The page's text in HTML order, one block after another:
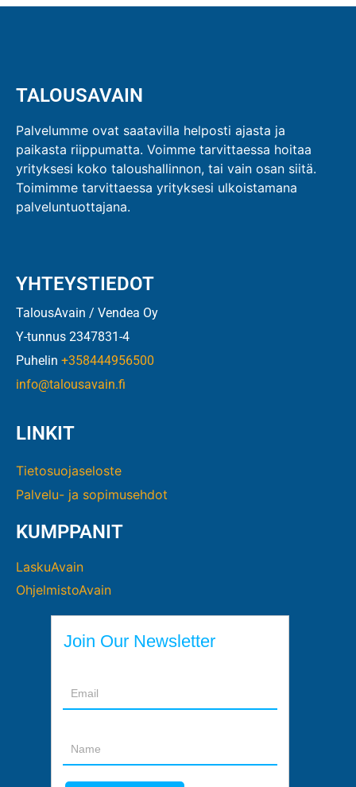
TALOUSAVAIN
Palvelumme ovat saatavilla helposti ajasta ja
paikasta riippumatta. Voimme tarvittaessa hoitaa
yrityksesi koko taloushallinnon, tai vain osan siitä.
Toimimme tarvittaessa yrityksesi ulkoistamana
palveluntuottajana.
YHTEYSTIEDOT
TalousAvain / Vendea Oy
Y-tunnus 2347831-4
Puhelin +358444956500
info@talousavain.fi
LINKIT
Tietosuojaseloste
Palvelu- ja sopimusehdot
KUMPPANIT
LaskuAvain
OhjelmistoAvain
Join Our Newsletter